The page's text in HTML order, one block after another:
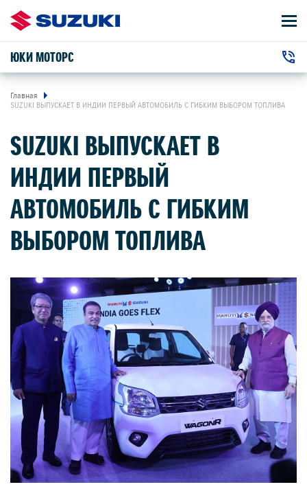
ЮКИ МОТОРС
г. Калининград, Московский проспект,
258Д
АВТОМОБИЛИ
ВЛАДЕЛЬЦАМ
О КОМПАНИИ
КОНТАКТЫ
НОВОСТИ
Главная
SUZUKI ВЫПУСКАЕТ В ИНДИИ ПЕРВЫЙ АВТОМОБИЛЬ С ГИБКИМ ВЫБОРОМ ТОПЛИВА
SUZUKI ВЫПУСКАЕТ В
ИНДИИ ПЕРВЫЙ
АВТОМОБИЛЬ С ГИБКИМ
ВЫБОРОМ ТОПЛИВА